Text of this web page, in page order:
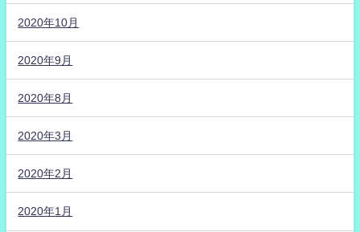
2020年10月
2020年9月
2020年8月
2020年3月
2020年2月
2020年1月